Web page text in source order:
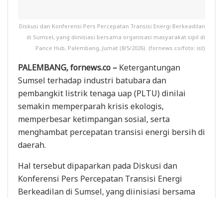
Diskusi dan Konferensi Pers Percepatan Transisi Energi Berkeadilan
di Sumsel, yang diinisiasi bersama organisasi masyarakat sipil di
Pance Hub, Palembang, Jumat (8/5/2026). (fornews.co/foto: ist)
PALEMBANG, fornews.co – Ketergantungan
Sumsel terhadap industri batubara dan
pembangkit listrik tenaga uap (PLTU) dinilai
semakin memperparah krisis ekologis,
memperbesar ketimpangan sosial, serta
menghambat percepatan transisi energi bersih di
daerah.
Hal tersebut dipaparkan pada Diskusi dan
Konferensi Pers Percepatan Transisi Energi
Berkeadilan di Sumsel, yang diinisiasi bersama